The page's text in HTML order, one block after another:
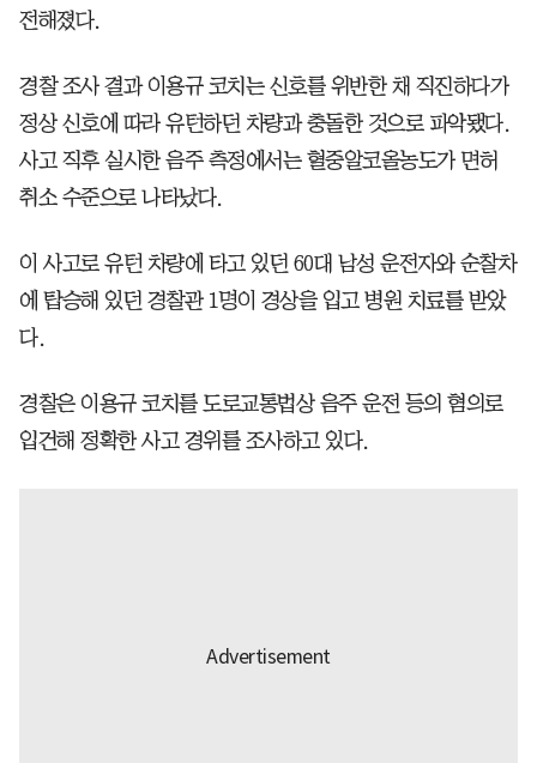
전해졌다.
경찰 조사 결과 이용규 코치는 신호를 위반한 채 직진하다가
정상 신호에 따라 유턴하던 차량과 충돌한 것으로 파악됐다.
사고 직후 실시한 음주 측정에서는 혈중알코올농도가 면허
취소 수준으로 나타났다.
이 사고로 유턴 차량에 타고 있던 60대 남성 운전자와 순찰차
에 탑승해 있던 경찰관 1명이 경상을 입고 병원 치료를 받았
다.
경찰은 이용규 코치를 도로교통법상 음주 운전 등의 혐의로
입건해 정확한 사고 경위를 조사하고 있다.